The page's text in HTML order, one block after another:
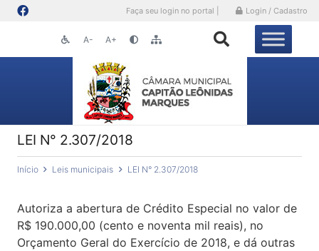
Faça seu login no portal | Login / Cadastro
A- A+
LEI N° 2.307/2018
Início Leis municipais LEI N° 2.307/2018
Autoriza a abertura de Crédito Especial no valor de
R$ 190.000,00 (cento e noventa mil reais), no
Orçamento Geral do Exercício de 2018, e dá outras